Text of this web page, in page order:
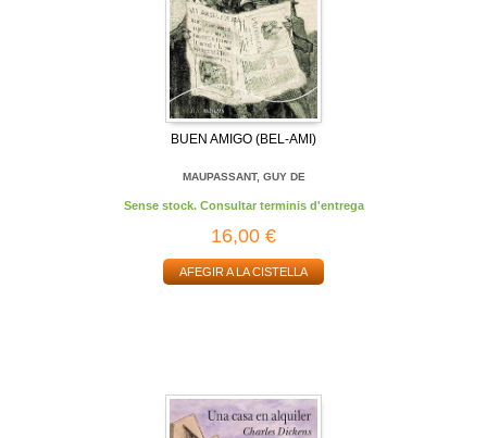
BUEN AMIGO (BEL-AMI)
MAUPASSANT, GUY DE
Sense stock. Consultar terminis d'entrega
16,00 €
AFEGIR A LA CISTELLA